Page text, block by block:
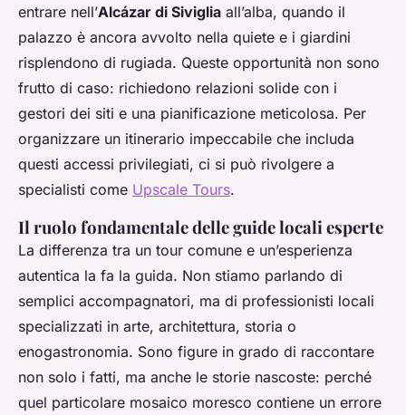
entrare nell’Alcázar di Siviglia all’alba, quando il
palazzo è ancora avvolto nella quiete e i giardini
risplendono di rugiada. Queste opportunità non sono
frutto di caso: richiedono relazioni solide con i
gestori dei siti e una pianificazione meticolosa. Per
organizzare un itinerario impeccabile che includa
questi accessi privilegiati, ci si può rivolgere a
specialisti come Upscale Tours.
Il ruolo fondamentale delle guide locali esperte
La differenza tra un tour comune e un’esperienza
autentica la fa la guida. Non stiamo parlando di
semplici accompagnatori, ma di professionisti locali
specializzati in arte, architettura, storia o
enogastronomia. Sono figure in grado di raccontare
non solo i fatti, ma anche le storie nascoste: perché
quel particolare mosaico moresco contiene un errore